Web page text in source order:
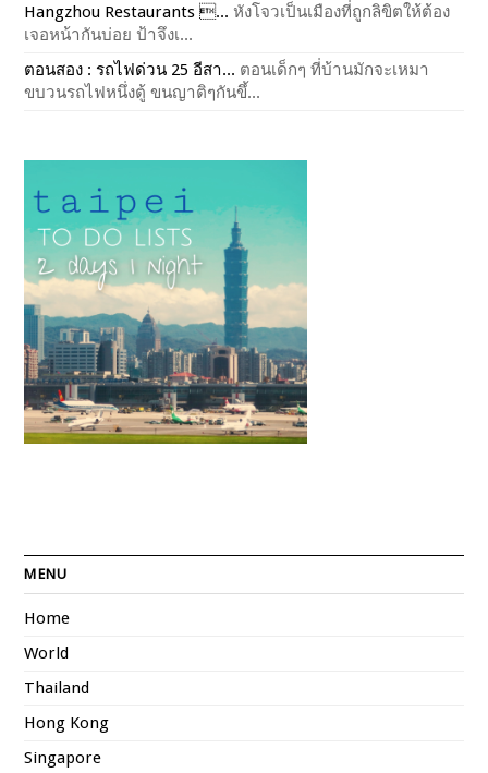
Hangzhou Restaurants ... หังโจวเป็นเมืองที่ถูกลิขิตให้ต้อง
เจอหน้ากันบ่อย ป้าจึงเ...
ตอนสอง : รถไฟด่วน 25 อีสา... ตอนเด็กๆ ที่บ้านมักจะเหมา
ขบวนรถไฟหนึ่งตู้ ขนญาติๆกันขึ้...
MENU
Home
World
Thailand
Hong Kong
Singapore